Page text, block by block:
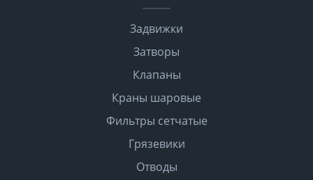
Задвижки
Затворы
Клапаны
Краны шаровые
Фильтры сетчатые
Грязевики
Отводы